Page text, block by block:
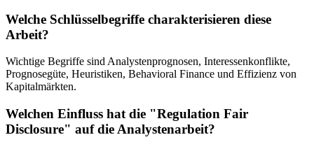
Welche Schlüsselbegriffe charakterisieren diese
Arbeit?
Wichtige Begriffe sind Analystenprognosen, Interessenkonflikte,
Prognosegüte, Heuristiken, Behavioral Finance und Effizienz von
Kapitalmärkten.
Welchen Einfluss hat die "Regulation Fair
Disclosure" auf die Analystenarbeit?